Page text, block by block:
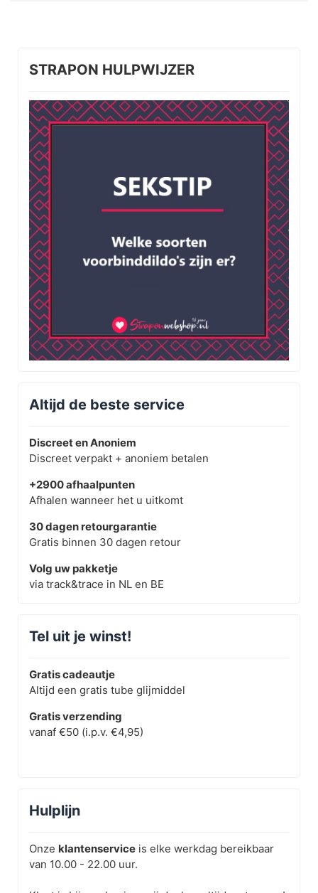
STRAPON HULPWIJZER
Altijd de beste service
Discreet en Anoniem
Discreet verpakt + anoniem betalen
+2900 afhaalpunten
Afhalen wanneer het u uitkomt
30 dagen retourgarantie
Gratis binnen 30 dagen retour
Volg uw pakketje
via track&trace in NL en BE
Tel uit je winst!
Gratis cadeautje
Altijd een gratis tube glijmiddel
Gratis verzending
vanaf €50 (i.p.v. €4,95)
Hulplijn
Onze klantenservice is elke werkdag bereikbaar
van 10.00 - 22.00 uur.